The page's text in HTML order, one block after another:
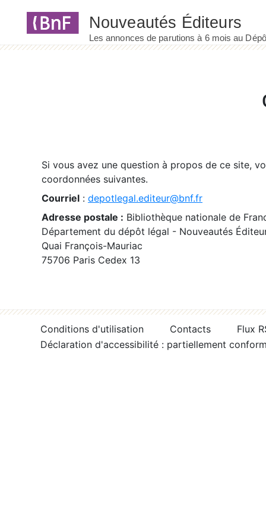
Si vous avez une question à propos de ce site,
coordonnées suivantes.
Courriel : depotlegal.editeur@bnf.fr
Adresse postale : Bibliothèque nationale de
Département du dépôt légal - Nouveautés
Quai François-Mauriac
75706 Paris Cedex 13
Conditions d'utilisation Contacts
Flux
Déclaration d'accessibilité : partiellement